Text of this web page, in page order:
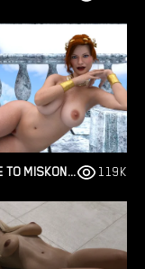
WELCOME TO MISKONYOS 119K